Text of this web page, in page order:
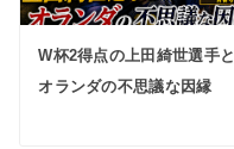
W杯2得点の上田綺世選手と
オランダの不思議な因縁